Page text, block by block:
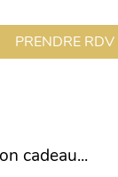
PRENDRE RDV